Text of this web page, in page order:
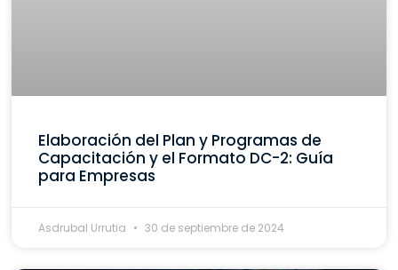
Elaboración del Plan y Programas de
Capacitación y el Formato DC-2: Guía
para Empresas
Asdrubal Urrutia 30 de septiembre de 2024